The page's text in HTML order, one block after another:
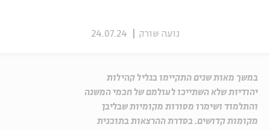
נועה שורק 24.07.24
במשך מאות שנים התקיימו בגליל קהילות
יהודיות שלא השתייכו לעולמם של חכמי המשנה
והתלמוד ושימרו מסורות מקומיות שבליבן
מקומות קדושים. בסדרת ההרצאות בתוכנית